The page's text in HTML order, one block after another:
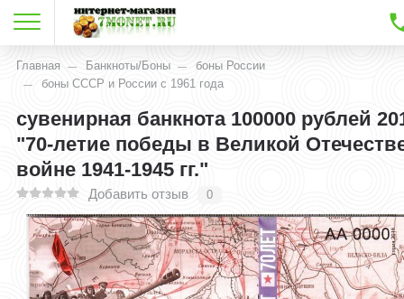
Главная Банкноты/Боны
боны России
боны СССР и России с 1961 года
сувенирная банкнота 100000 рублей
"70-летие победы в Великой
войне 1941-1945 гг."
Добавить отзыв 0